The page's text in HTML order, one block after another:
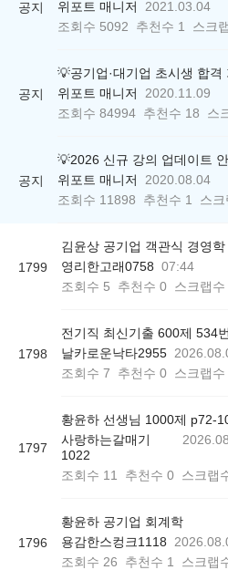
공지 위포트 매니저
2021.03.04
조회수 5092 추천수 1 스크
공지
위포트 매니저
2020.11.09
조회수 84994 추천수 18 스
공지
위포트 매니저
2020.08.04
조회수 11898 추천수 1 스크
1799
김윤상 공기업 객관식 경영
영리한고래0758 07:44
조회수 5 추천수 0 스크랩수
1798
전기직 최신기출 600제 534번
날카로운낙타2955
조회수 7 추천수 0 스크랩수
1797
사랑하는갈매기
1022
조회수 11 추천수 0 스크랩
1796
황윤하 공기업 회계학
용감한스컹크1118
조회수 26 추천수 1 스크랩